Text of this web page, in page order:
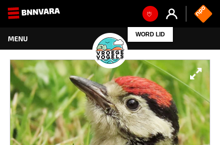
WORD LID